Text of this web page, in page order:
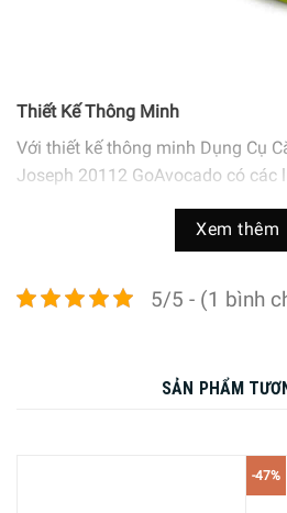
Thiết Kế Thông Minh
Với thiết kế thông minh Dụng Cụ
Joseph 20112 GoAvocado có các
Phần vỏ được làm bằng nhựa cao
Mầu sắc trang nhã bắt mắt.
Xem thêm
5/5 - (1 bình
SẢN PHẨM
-47%